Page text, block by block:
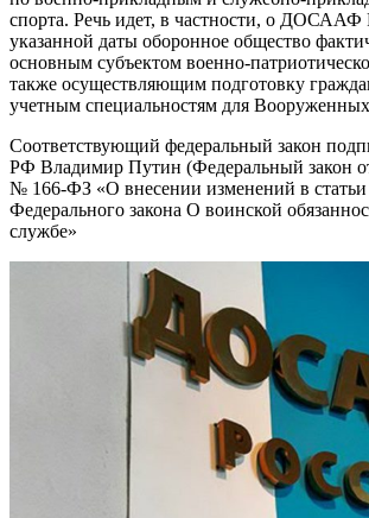
спорта. Речь идет, в частности, о ДОСААФ
указанной даты оборонное общество
основным субъектом военно-
также осуществляющим подготовку
учетным специальностям для
Соответствующий федеральный закон
РФ Владимир Путин (Федеральный закон
№ 166-ФЗ «О внесении изменений в
Федерального закона О воинской
службе»